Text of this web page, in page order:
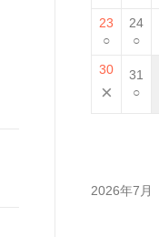
23
○
24
○
30
×
31
○
2026年7月